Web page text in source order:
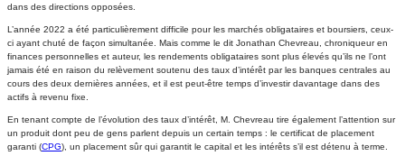
dans des directions opposées.
L’année 2022 a été particulièrement difficile pour les marchés obligataires et boursiers, ceux-
ci ayant chuté de façon simultanée. Mais comme le dit Jonathan Chevreau, chroniqueur en
finances personnelles et auteur, les rendements obligataires sont plus élevés qu’ils ne l’ont
jamais été en raison du relèvement soutenu des taux d’intérêt par les banques centrales au
cours des deux dernières années, et il est peut-être temps d’investir davantage dans des
actifs à revenu fixe.
En tenant compte de l’évolution des taux d’intérêt, M. Chevreau tire également l’attention sur
un produit dont peu de gens parlent depuis un certain temps : le certificat de placement
garanti (CPG), un placement sûr qui garantit le capital et les intérêts s’il est détenu à terme.